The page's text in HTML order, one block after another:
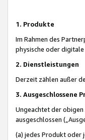
1. Produkte
Im Rahmen des
physische oder
2. Dienstleistungen
Derzeit zählen außer
3. Ausgeschlossene
Ungeachtet der
ausgeschlossen
(a) jedes Produkt oder